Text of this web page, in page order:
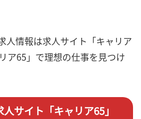
人情報は求人サイト「キャリア
ア65」で理想の仕事を見つけ
サイト「キャリア65」